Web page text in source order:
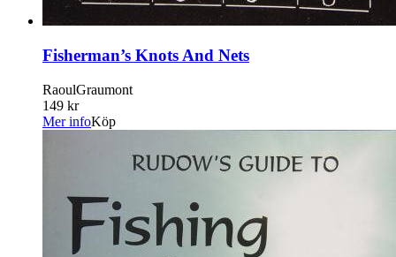
Fisherman’s Knots And Nets
RaoulGraumont
149 kr
Mer infoKöp